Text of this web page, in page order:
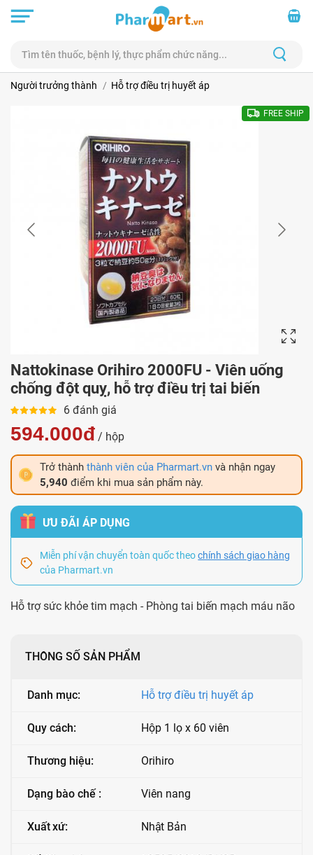
Người trưởng thành Hỗ trợ điều trị huyết áp
FREE SHIP
Nattokinase Orihiro 2000FU - Viên uống
chống đột quỵ, hỗ trợ điều trị tai biến
6 đánh giá
594.000đ / hộp
Trở thành thành viên của Pharmart.vn và nhận ngay
5,940 điểm khi mua sản phẩm này.
ƯU ĐÃI ÁP DỤNG
Miễn phí vận chuyển toàn quốc theochính sách giao hàng
của Pharmart.vn
Hỗ trợ sức khỏe tim mạch - Phòng tai biến mạch máu não
THÔNG SỐ SẢN PHẨM
Danh mục: Hỗ trợ điều trị huyết áp
Quy cách: Hộp 1 lọ x 60 viên
Thương hiệu: Orihiro
Dạng bào chế : Viên nang
Xuất xứ: Nhật Bản